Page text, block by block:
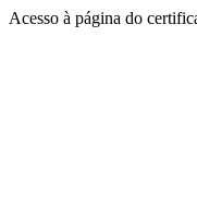
Acesso à página do